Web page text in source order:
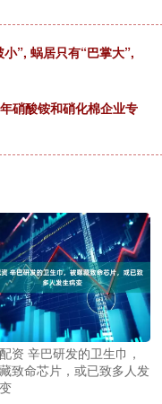
”, 蜗居只有“巴掌大”,
硝酸铵和硝化棉企业专
资 辛巴研发的卫生巾，
致命芯片，或已致多人发